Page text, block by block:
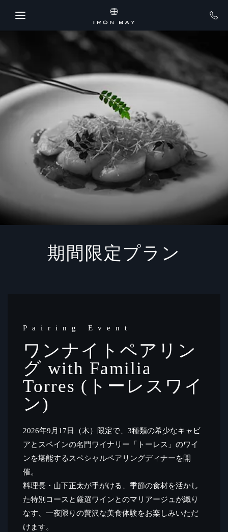
期間限定プラン
Pairing Event
ワンナイトペアリン
グ with Familia
Torres (トーレスワイ
ン)
2026年9月17日（木）限定で、3種類の希少なキャビ
アとスペインの名門ワイナリー「トーレス」のワイ
ンを堪能するスペシャルペアリングディナーを開
催。
料理長・山下正太が手がける、季節の食材を活かし
た特別コースと厳選ワインとのマリアージュが織り
なす、一夜限りの贅沢な美食体験をお楽しみいただ
けます。